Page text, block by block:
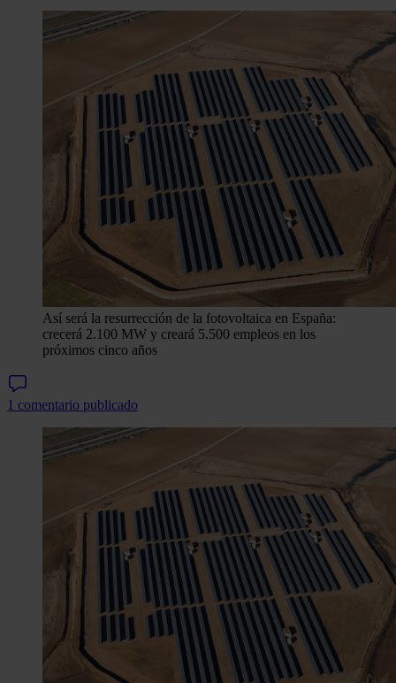
Así será la resurrección de la fotovoltaica en España:
crecerá 2.100 MW y creará 5.500 empleos en los
próximos cinco años
1 comentario publicado